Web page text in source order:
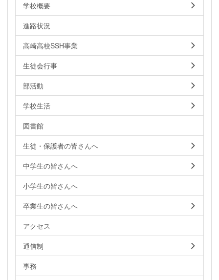
学校概要
進路状況
高崎高校SSH事業
生徒会行事
部活動
学校生活
図書館
生徒・保護者の皆さんへ
中学生の皆さんへ
小学生の皆さんへ
卒業生の皆さんへ
アクセス
通信制
事務